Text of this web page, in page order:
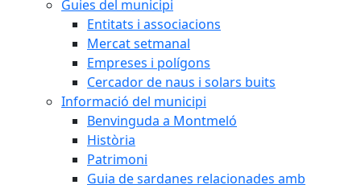
Guies del municipi
Entitats i associacions
Mercat setmanal
Empreses i polígons
Cercador de naus i solars buits
Informació del municipi
Benvinguda a Montmeló
Història
Patrimoni
Guia de sardanes relacionades amb